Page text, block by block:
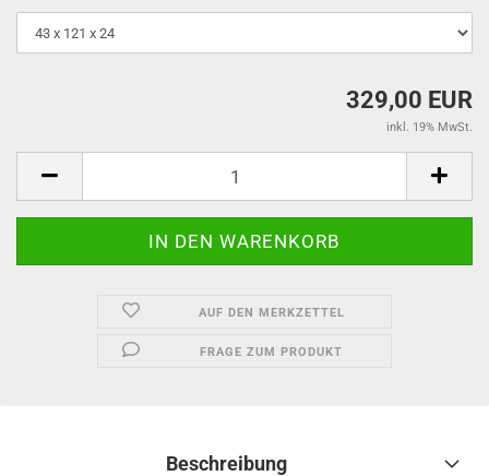
329,00 EUR
inkl. 19% MwSt.
AUF DEN MERKZETTEL
FRAGE ZUM PRODUKT
Beschreibung